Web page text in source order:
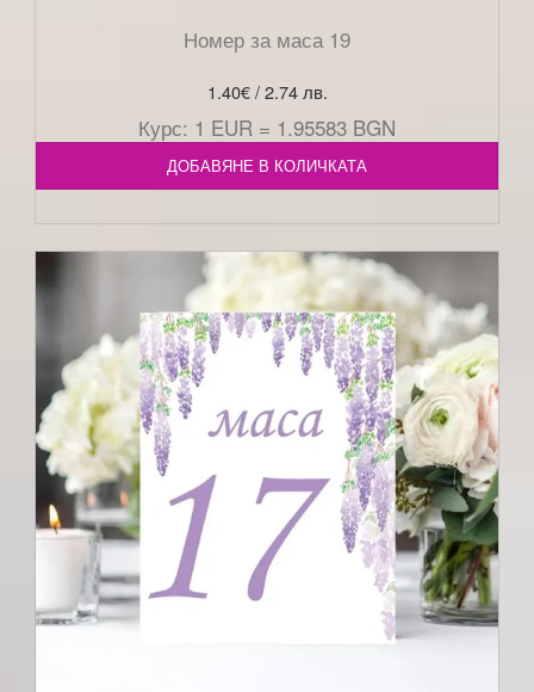
Номер за маса 19
1.40€/ 2.74 лв.
Курс: 1 EUR = 1.95583 BGN
ДОБАВЯНЕ В КОЛИЧКАТА